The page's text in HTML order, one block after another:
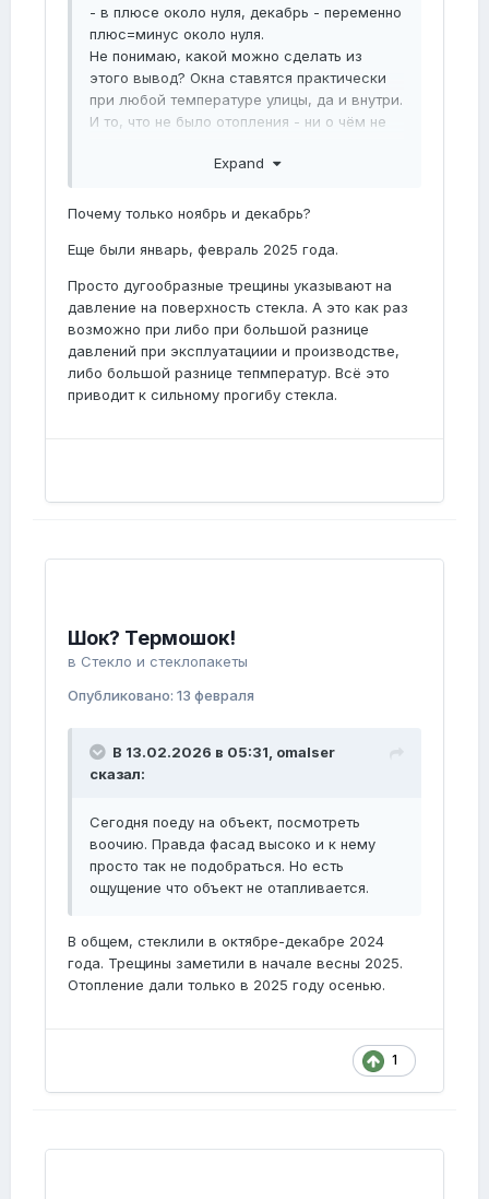
- в плюсе около нуля, декабрь - переменно
плюс=минус около нуля.
Не понимаю, какой можно сделать из
этого вывод? Окна ставятся практически
при любой температуре улицы, да и внутри.
И то, что не было отопления - ни о чём не
Есть какие предположения у Вас по
На мой взгляд, что-то перетянули
механически при креплении. Или
Expand
Почему только ноябрь и декабрь?
Еще были январь, февраль 2025 года.
Просто дугообразные трещины указывают на
давление на поверхность стекла. А это как раз
возможно при либо при большой разнице
давлений при эксплуатациии и производстве,
либо большой разнице тепмператур. Всё это
приводит к сильному прогибу стекла.
Шок? Термошок!
в Стекло и стеклопакеты
Опубликовано: 13 февраля
В 13.02.2026 в 05:31, omalser
сказал:
Сегодня поеду на объект, посмотреть
воочию. Правда фасад высоко и к нему
просто так не подобраться. Но есть
ощущение что объект не отапливается.
В общем, стеклили в октябре-декабре 2024
года. Трещины заметили в начале весны 2025.
Отопление дали только в 2025 году осенью.
1